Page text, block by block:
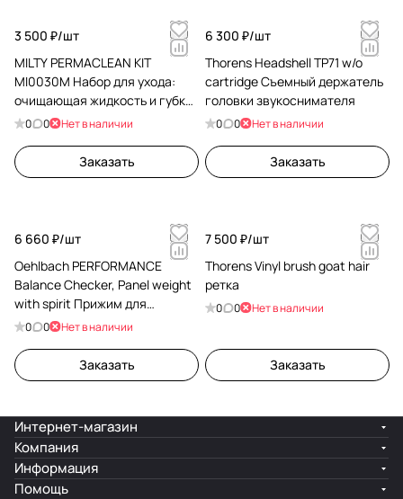
3 500 ₽/шт
MILTY PERMACLEAN KIT
MI0030M Набор для ухода:
очищающая жидкость и губка
для виниловых дисков
0 0 Нет в наличии
Заказать
6 300 ₽/шт
Thorens Headshell TP71 w/o
cartridge Съемный держатель
головки звукоснимателя
0 0 Нет в наличии
Заказать
6 660 ₽/шт
Oehlbach PERFORMANCE
Balance Checker, Panel weight
with spirit Прижим для
виниловых пластинок D1C2613
0 0 Нет в наличии
Заказать
7 500 ₽/шт
Thorens Vinyl brush goat hair
ретка
0 0 Нет в наличии
Заказать
Интернет-магазин
Компания
Информация
Помощь